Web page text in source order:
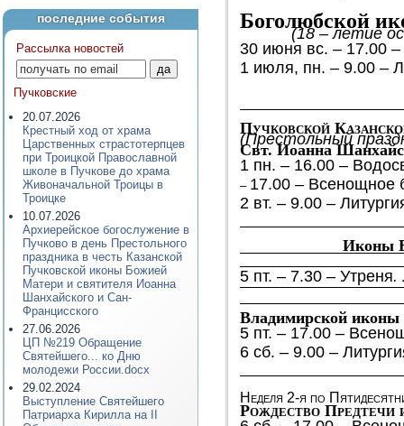
последние события
Рассылка новостей
Пучковские
20.07.2026
Крестный ход от храма
Царственных страстотерпцев
при Троицкой Православной
школе в Пучкове до храма
Живоначальной Троицы в
Троицке
10.07.2026
Архиерейское богослужение в
Пучково в день Престольного
праздника в честь Казанской
Пучковской иконы Божией
Матери и святителя Иоанна
Шанхайского и Сан-
Францисского
27.06.2026
ЦП №219 Обращение
Святейшего... ко Дню
молодежи России.docx
29.02.2024
Выступление Святейшего
Патриарха Кирилла на II
Боголюбской
(18 – летие
30 июня вс. – 17.00
1 июля, пн. – 9.00 –
Пучковской
(Престольный
Свт. Иоанна
1 пн. – 16.00 –
– 17.00 – Всенощное
2 вт. – 9.00 –
Иконы
5 пт. – 7.30 – Утреня.
Владимирской
5 пт. – 17.00 –
6 сб. – 9.00 –
Неделя 2-я по
Рождество Предтечи